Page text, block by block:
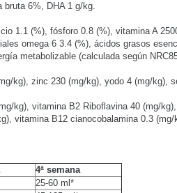
6%, DHA 1 g/kg.
1.1 (%), fósforo 0.8 (%), vitamina A
omega 6 3.4 (%), ácidos grasos
metabolizable (calculada según
kg), zinc 230 (mg/kg), yodo 4 (mg/kg),
kg), vitamina B2 Riboflavina 40 (mg/
vitamina B12 cianocobalamina 0.3 (mg/
4ª semana
25-60 ml*